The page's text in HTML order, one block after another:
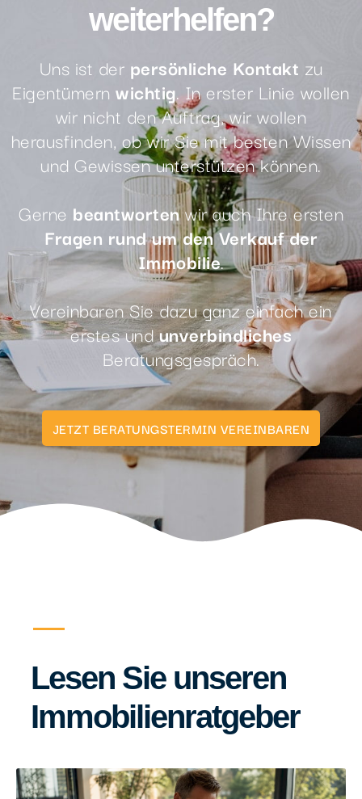
weiterhelfen?
Uns ist der persönliche Kontakt zu
Eigentümernwichtig. In erster Linie wollen
wir nicht den Auftrag, wir wollen
herausfinden, ob wir Sie mit besten Wissen
und Gewissen unterstützen können.
Gerne beantwortenwir auch Ihre ersten
Fragen rund um den Verkauf der
Immobilie.
Vereinbaren Sie dazu ganz einfach ein
erstes undunverbindliches
Beratungsgespräch.
JETZT BERATUNGSTERMIN VEREINBAREN
Lesen Sie unseren
Immobilienratgeber